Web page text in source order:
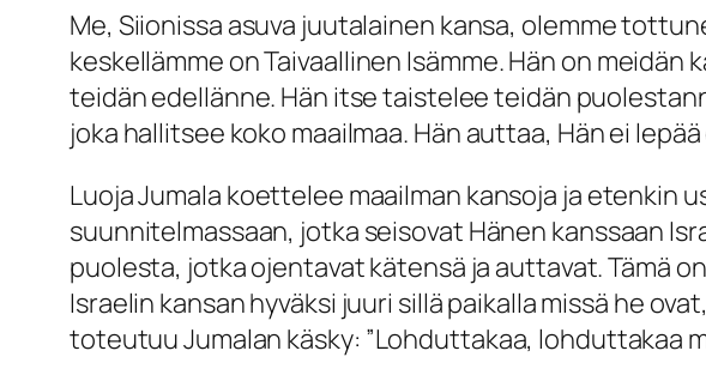
Me, Siionissa asuva juutalainen kansa, olemme
keskellämme on Taivaallinen Isämme. Hän on meidän
teidän edellänne. Hän itse taistelee teidän
joka hallitsee koko maailmaa. Hän auttaa, Hän ei
Luoja Jumala koettelee maailman kansoja ja etenkin
suunnitelmassaan, jotka seisovat Hänen kanssaan
puolesta, jotka ojentavat kätensä ja auttavat. Tämä
Israelin kansan hyväksi juuri sillä paikalla missä he
toteutuu Jumalan käsky: ”Lohduttakaa, lohduttakaa